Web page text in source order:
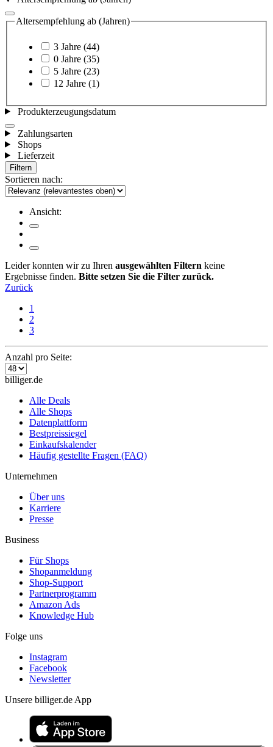
Altersempfehlung ab (Jahren)
3 Jahre (44)
0 Jahre (35)
5 Jahre (23)
12 Jahre (1)
Produkterzeugungsdatum
Zahlungsarten
Shops
Lieferzeit
Filtern
Sortieren nach:
Ansicht:
Leider konnten wir zu Ihren ausgewählten Filtern keine
Ergebnisse finden. Bitte setzen Sie die Filter zurück.
Zurück
1
2
3
Anzahl pro Seite:
billiger.de
Alle Deals
Alle Shops
Datenplattform
Bestpreissiegel
Einkaufskalender
Häufig gestellte Fragen (FAQ)
Unternehmen
Über uns
Karriere
Presse
Business
Für Shops
Shopanmeldung
Shop-Support
Partnerprogramm
Amazon Ads
Knowledge Hub
Folge uns
Instagram
Facebook
Newsletter
Unsere billiger.de App